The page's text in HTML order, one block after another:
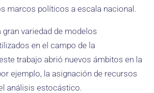
marcos políticos a escala nacional.
gran variedad de modelos
en el campo de la
trabajo abrió nuevos ámbitos en la
ejemplo, la asignación de recursos
análisis estocástico.